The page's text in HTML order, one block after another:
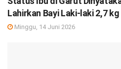
Lahirkan Bayi Laki-laki 2,7 kg
Minggu, 14 Juni 2026